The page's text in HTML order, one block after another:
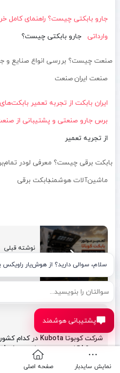
جارو بابکتی چیست؟ راهنمای کامل
وارداتی جارو بابکتی چیست؟
صنعت چیست؟ بررسی انواع صنایع و
صنعت ایرانصنعت
ایران بابکت از تجربه تعمیر
برس جارو صنعتی و پشتیبانی از
از تجریه تعمیر
ماشین‌آلات هوشمندبابکت برقی
نوشته قبلی
نوشته بعدی
شرکت کوبوتا Kubota در کدام کشور
است؟ | آشنایی با برند ژاپنی Kubota
پشتیبانی هوشمند
سلام، سوالی دارید؟ از هوش‌یار راویکس
نمایش سایدبار صفحه اصلی